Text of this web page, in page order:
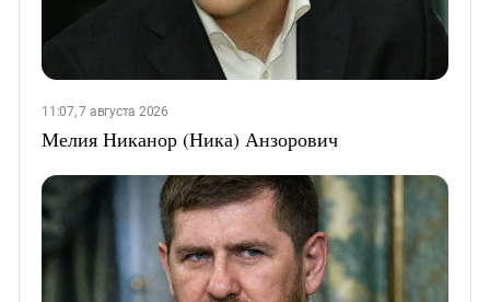
11:07, 7 августа 2026
Мелия Никанор (Ника) Анзорович